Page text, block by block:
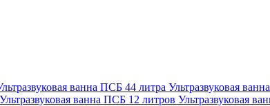
ванна ПСБ 44 литра Ультразвуковая
Ультразвуковая ванна ПСБ 12 литров Ультразвуковая